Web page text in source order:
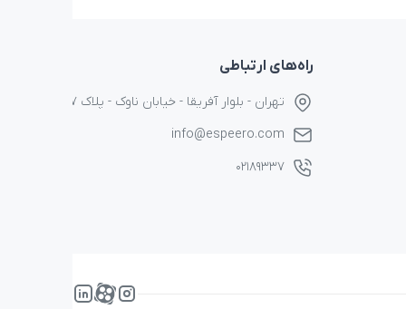
راه‌های ارتباطی
تهران - بلوار آفریقا - خیابان ناوک - پلاک ۱۷
info@espeero.com
۰۲۱۸۹۳۳۷